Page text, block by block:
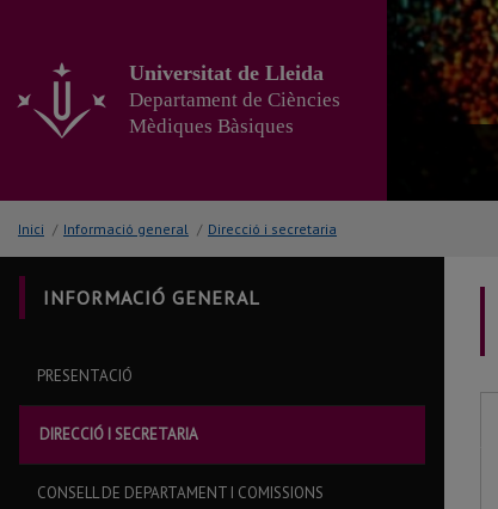
contingut
principal
de
Universitat de Lleida
Departament de Ciències
Mèdiques Bàsiques
Inici / Informació general / Direcció i secretaria
INFORMACIÓ GENERAL
PRESENTACIÓ
DIRECCIÓ I SECRETARIA
CONSELL DE DEPARTAMENT I COMISSIONS